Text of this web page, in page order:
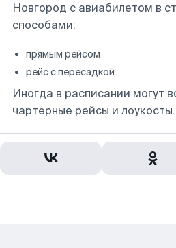
Новгород с авиабилетом в
способами:
прямым рейсом
рейс с пересадкой
Иногда в расписании могут
чартерные рейсы и лоукосты.